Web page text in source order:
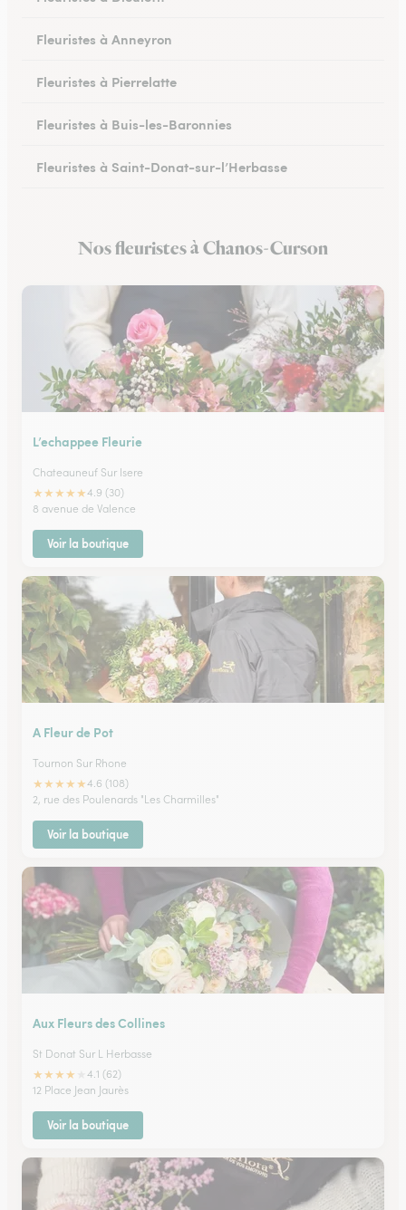
Fleuristes à Anneyron
Fleuristes à Pierrelatte
Fleuristes à Buis-les-Baronnies
Fleuristes à Saint-Donat-sur-l’Herbasse
Fleuristes à Portes-lès-Valence
Nos fleuristes à Chanos-Curson
L’echappee Fleurie
Chateauneuf Sur Isere
★★★★★4.9 (30)
8 avenue de Valence
Voir la boutique
A Fleur de Pot
Tournon Sur Rhone
★★★★★4.6 (108)
2, rue des Poulenards "Les Charmilles"
Voir la boutique
Aux Fleurs des Collines
St Donat Sur L Herbasse
★★★★
4.1 (62)
12 Place Jean Jaurès
Voir la boutique